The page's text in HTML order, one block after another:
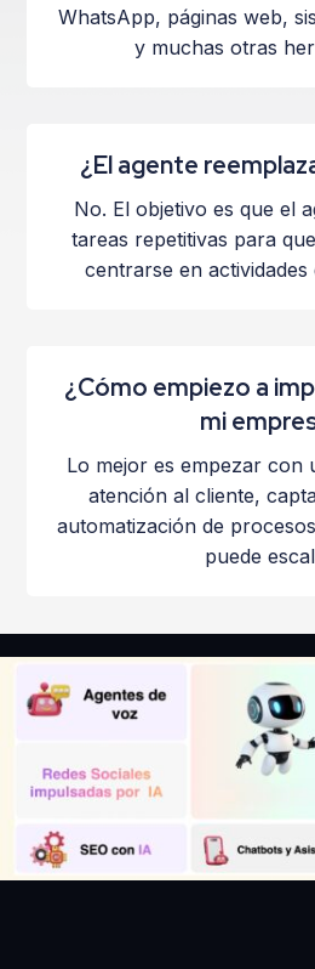
WhatsApp, páginas web,
y muchas otras
¿El agente
No. El objetivo es que el
tareas repetitivas para
centrarse en
¿Cómo empiezo a
mi
Lo mejor es empezar con
atención al cliente,
automatización de
puede